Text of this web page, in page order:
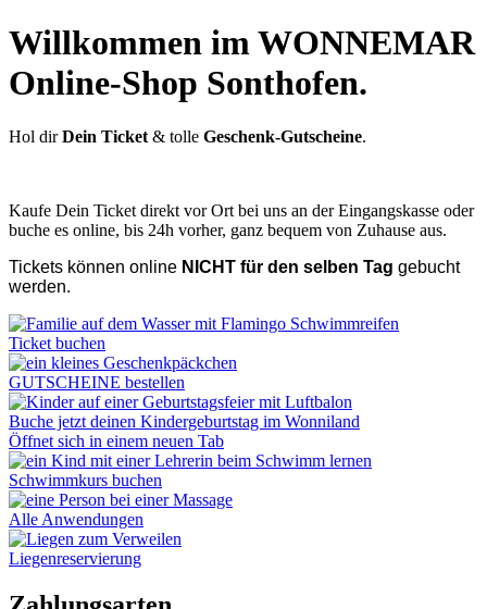
Willkommen im WONNEMAR
Online-Shop Sonthofen.
Hol dirDein Ticket & tolle Geschenk-Gutscheine.
Kaufe Dein Ticket direkt vor Ort bei uns an der Eingangskasse oder
buche es online, bis 24h vorher, ganz bequem von Zuhause aus.
Tickets können online NICHT für den selben Tag gebucht
werden.
Ticket buchen
GUTSCHEINE bestellen
Buche jetzt deinen Kindergeburtstag im Wonniland
Öffnet sich in einem neuen Tab
Schwimmkurs buchen
Alle Anwendungen
Liegenreservierung